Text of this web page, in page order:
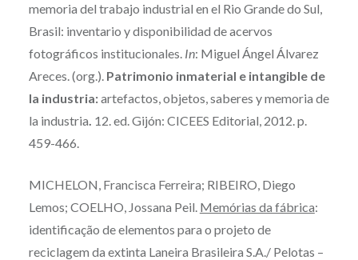
memoria del trabajo industrial en el Rio Grande do Sul,
Brasil: inventario y disponibilidad de acervos
fotográficos institucionales. In: Miguel Ángel Álvarez
Areces. (org.). Patrimonio inmaterial e intangible de
la industria:artefactos, objetos, saberes y memoria de
la industria. 12. ed. Gijón: CICEES Editorial, 2012. p.
459-466.
MICHELON, Francisca Ferreira; RIBEIRO, Diego
Lemos; COELHO, Jossana Peil. Memórias da fábrica:
identificação de elementos para o projeto de
reciclagem da extinta Laneira Brasileira S.A./ Pelotas –